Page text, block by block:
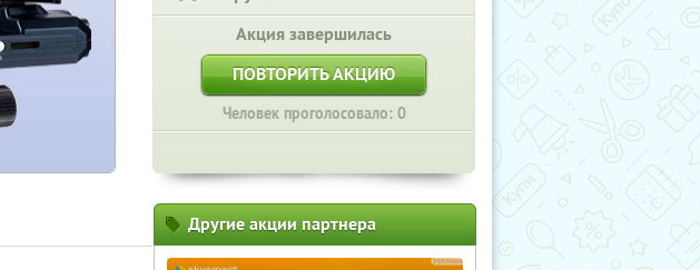
Акция завершилась
ПОВТОРИТЬ АКЦИЮ
Человек проголосовало: 0
Другие акции партнера